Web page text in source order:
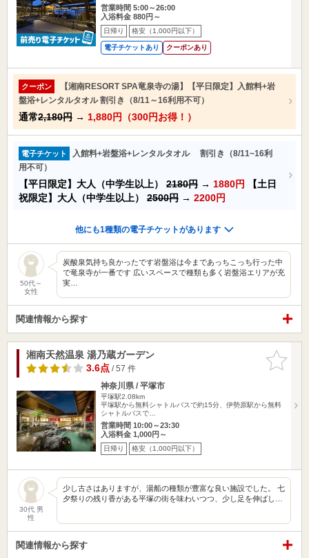
営業時間 5:00～26:00
入浴料金 880円～
日帰り 格安（1,000円以下）
電子チケットあり クーポンあり
クーポン
【湘南RESORT SPA竜泉寺の湯】【平日限定】入館料+岩
盤浴+レンタルタオル 割引き（8/11～16利用不可）
通常2,180円 → 1,880円（300円お得！）
電子チケット
入館料+岩盤浴+レンタルタオル 割引き（8/11~16利
用不可）
【平日限定】大人（中学生以上） 2180円 → 1880円
【土日
祝限定】大人（中学生以上） 2500円 → 2200円
他にも1種類の電子チケットがあります
50代～
女性
炭酸泉気持ち良かったです岩盤浴は今まであっちこっち行った中
で竜泉寺が一番です 広いスペースで種類も多く岩盤浴エリアが充
実…
関連情報から探す
お気に入
りに追加
湘南天然温泉 湯乃蔵ガーデン
3.6点/ 57 件
神奈川県 / 平塚市
平塚駅2.08km
平塚駅から無料シャトルバスで約15分、伊勢原駅から無料
シャトルバスで…
営業時間 10:00～23:30
入浴料金 1,000円～
日帰り 格安（1,000円以下）
30代 男
性
少し古さはありますが、湯船の種類が豊富な良い施設でした。 七
夕祭りの残り香がある平塚の街を味わいつつ、少し足を伸ばし…
関連情報から探す